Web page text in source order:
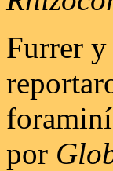
Furrer
por